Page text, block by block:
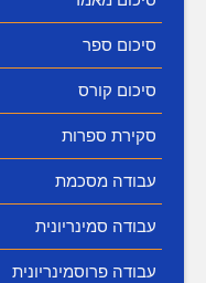
סיכום ספר
סיכום קורס
סקירת ספרות
עבודה מסכמת
עבודה סמינריונית
עבודה פרוסמינריונית